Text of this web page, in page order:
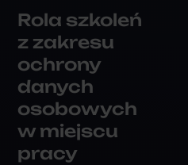
Rola szkoleń
z zakresu
ochrony
danych
osobowych
w miejscu
pracy